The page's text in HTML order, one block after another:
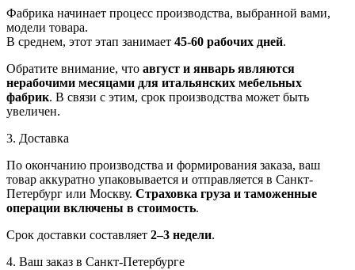
Фабрика начинает процесс производства, выбранной вами,
модели товара.
В среднем, этот этап занимает 45-60 рабочих дней.
Обратите внимание, что август и январь являются
нерабочими месяцами для итальянских мебельных
фабрик. В связи с этим, срок производства может быть
увеличен.
3. Доставка
По окончанию производства и формирования заказа, ваш
товар аккуратно упаковывается и отправляется в Санкт-
Петербург или Москву. Страховка груза и таможенные
операции включены в стоимость.
Срок доставки составляет 2–3 недели.
4. Ваш заказ в Санкт-Петербурге